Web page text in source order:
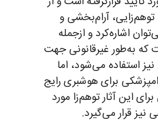
آرام‌بخشی و
اشاره‌کرد و ازجمله
که به‌طور غیرقانونی جهت
استفاده می‌شود، اما
برای هوشبری رایج
این آثار توهم‌زا مورد
قرار می‌گیرد.